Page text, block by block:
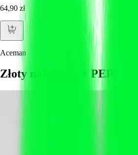
64,90 zł
Aceman
Złoty naszyjnik + PERŁY